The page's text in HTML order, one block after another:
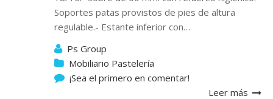
Soportes patas provistos de pies de altura
regulable.- Estante inferior con…
Ps Group
Mobiliario Pastelería
¡Sea el primero en comentar!
Leer más